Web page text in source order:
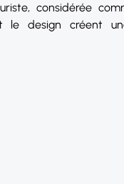
considérée
le design créent